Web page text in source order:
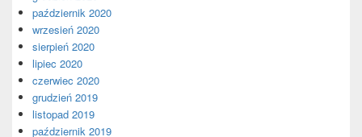
październik 2020
wrzesień 2020
sierpień 2020
lipiec 2020
czerwiec 2020
grudzień 2019
listopad 2019
październik 2019